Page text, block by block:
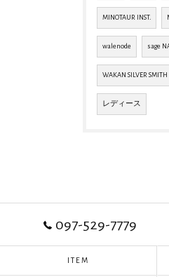
MINOTAUR INST.
walenode sage
WAKAN SILVER SMITH
レディース
097-529-7779
ITEM